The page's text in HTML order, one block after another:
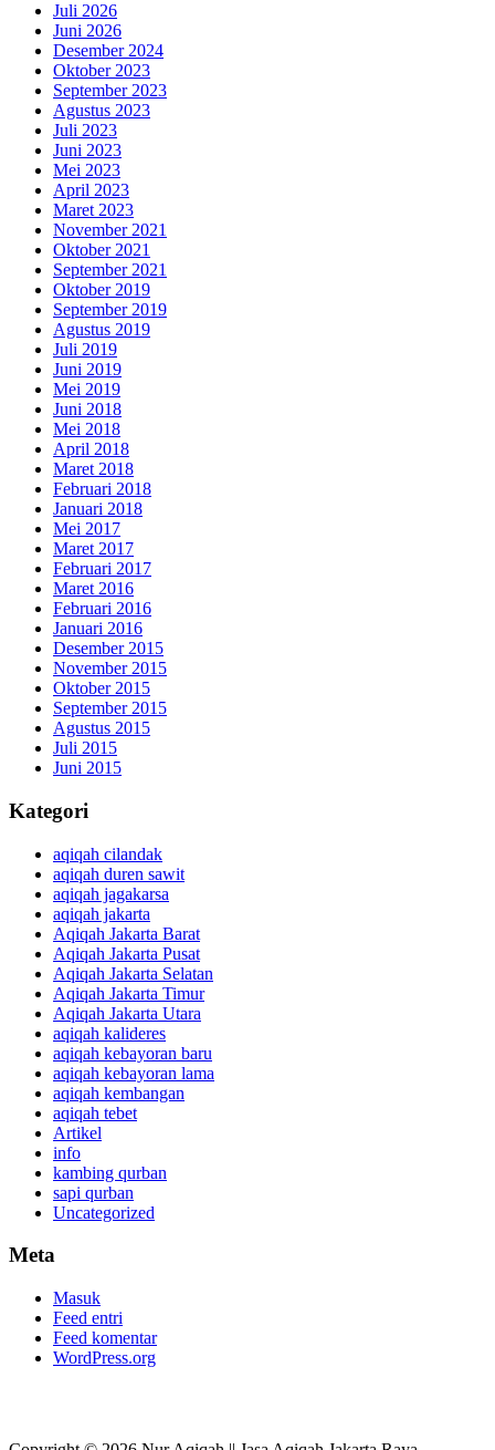
Juli 2026
Juni 2026
Desember 2024
Oktober 2023
September 2023
Agustus 2023
Juli 2023
Juni 2023
Mei 2023
April 2023
Maret 2023
November 2021
Oktober 2021
September 2021
Oktober 2019
September 2019
Agustus 2019
Juli 2019
Juni 2019
Mei 2019
Juni 2018
Mei 2018
April 2018
Maret 2018
Februari 2018
Januari 2018
Mei 2017
Maret 2017
Februari 2017
Maret 2016
Februari 2016
Januari 2016
Desember 2015
November 2015
Oktober 2015
September 2015
Agustus 2015
Juli 2015
Juni 2015
Kategori
aqiqah cilandak
aqiqah duren sawit
aqiqah jagakarsa
aqiqah jakarta
Aqiqah Jakarta Barat
Aqiqah Jakarta Pusat
Aqiqah Jakarta Selatan
Aqiqah Jakarta Timur
Aqiqah Jakarta Utara
aqiqah kalideres
aqiqah kebayoran baru
aqiqah kebayoran lama
aqiqah kembangan
aqiqah tebet
Artikel
info
kambing qurban
sapi qurban
Uncategorized
Meta
Masuk
Feed entri
Feed komentar
WordPress.org